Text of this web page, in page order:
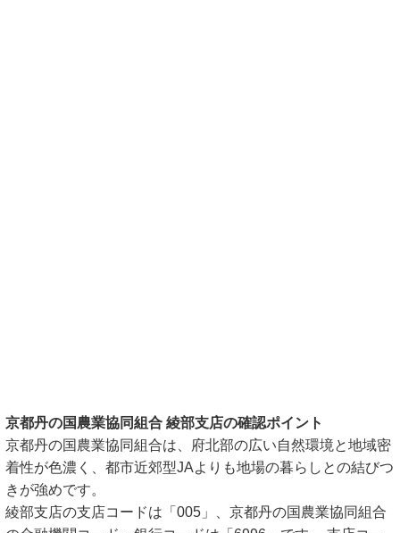
京都丹の国農業協同組合 綾部支店の確認ポイント
京都丹の国農業協同組合は、府北部の広い自然環境と地域密
着性が色濃く、都市近郊型JAよりも地場の暮らしとの結びつ
きが強めです。
綾部支店の支店コードは「005」、京都丹の国農業協同組合